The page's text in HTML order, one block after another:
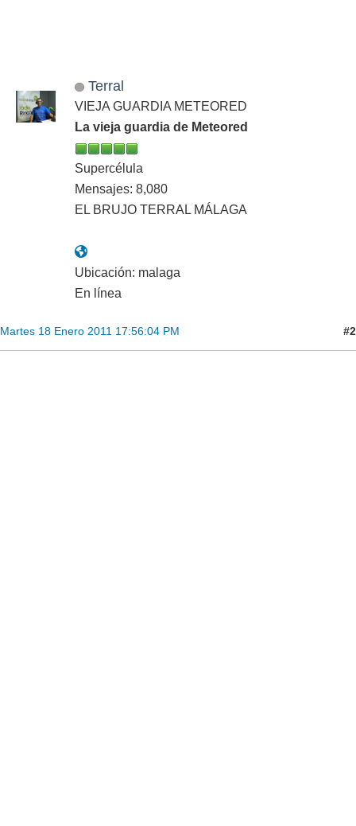
Terral
VIEJA GUARDIA METEORED
La vieja guardia de Meteored
Supercélula
Mensajes: 8,080
EL BRUJO TERRAL MÁLAGA
Ubicación: malaga
En línea
Martes 18 Enero 2011 17:56:04 PM #2